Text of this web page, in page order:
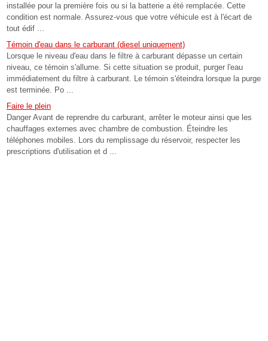
installée pour la première fois ou si la batterie a été remplacée. Cette
condition est normale. Assurez-vous que votre véhicule est à l'écart de
tout édif ...
Témoin d'eau dans le carburant (diesel uniquement)
Lorsque le niveau d'eau dans le filtre à carburant dépasse un certain
niveau, ce témoin s'allume. Si cette situation se produit, purger l'eau
immédiatement du filtre à carburant. Le témoin s'éteindra lorsque la purge
est terminée. Po ...
Faire le plein
Danger Avant de reprendre du carburant, arrêter le moteur ainsi que les
chauffages externes avec chambre de combustion. Éteindre les
téléphones mobiles. Lors du remplissage du réservoir, respecter les
prescriptions d'utilisation et d ...